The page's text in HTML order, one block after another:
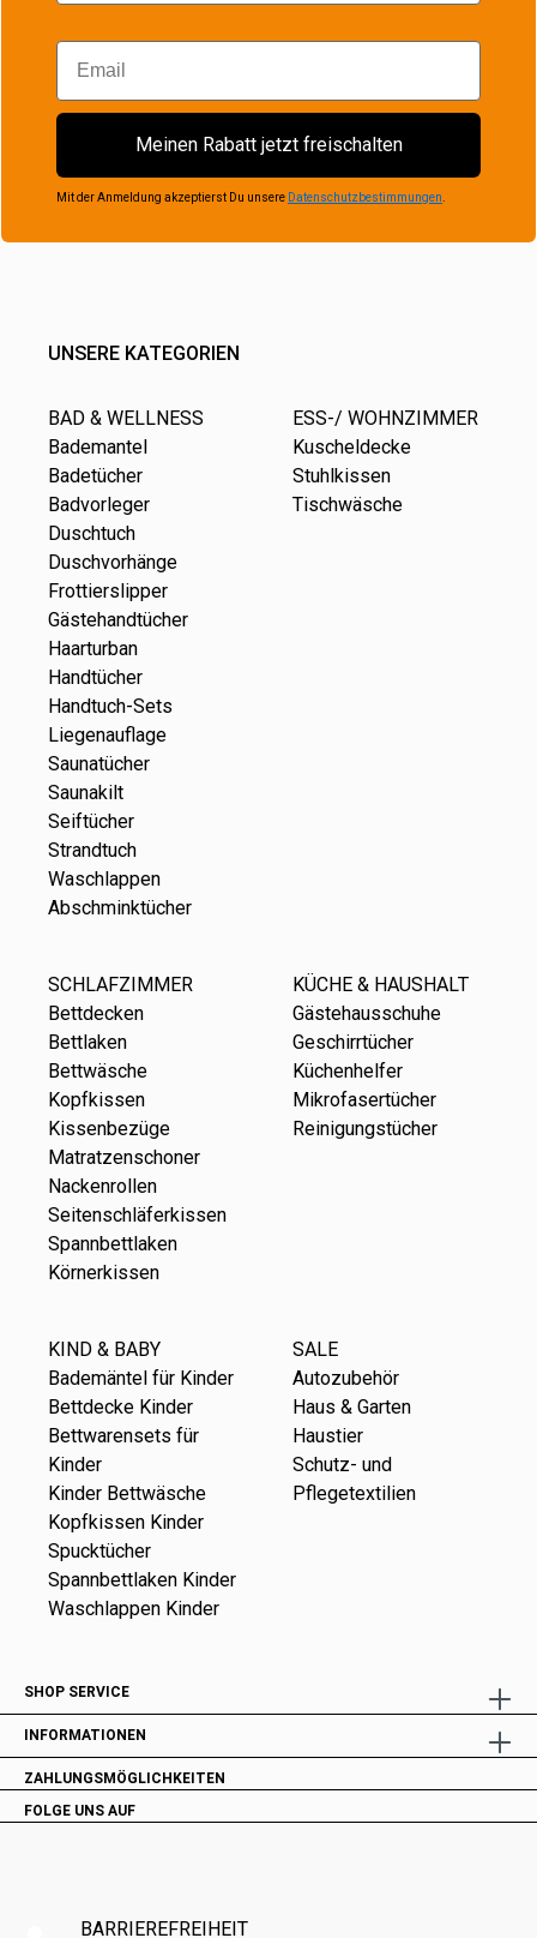
Email
Meinen Rabatt jetzt freischalten
Mit der Anmeldung akzeptierst Du unsere Datenschutzbestimmungen
UNSERE KATEGORIEN
BAD & WELLNESS
Bademantel
Badetücher
Badvorleger
Duschtuch
Duschvorhänge
Frottierslipper
Gästehandtücher
Haarturban
Handtücher
Handtuch-Sets
Liegenauflage
Saunatücher
Saunakilt
Seiftücher
Strandtuch
Waschlappen
Abschminktücher
ESS-/ WOHNZIMMER
Kuscheldecke
Stuhlkissen
Tischwäsche
SCHLAFZIMMER
Bettdecken
Bettlaken
Bettwäsche
Kopfkissen
Kissenbezüge
Matratzenschoner
Nackenrollen
Seitenschläferkissen
Spannbettlaken
Körnerkissen
KÜCHE & HAUSHALT
Gästehausschuhe
Geschirrtücher
Küchenhelfer
Mikrofasertücher
Reinigungstücher
KIND & BABY
Bademäntel für Kinder
Bettdecke Kinder
Bettwarensets für
Kinder
Kinder Bettwäsche
Kopfkissen Kinder
Spucktücher
Spannbettlaken Kinder
Waschlappen Kinder
SALE
Autozubehör
Haus & Garten
Haustier
Schutz- und
Pflegetextilien
SHOP SERVICE
INFORMATIONEN
ZAHLUNGSMÖGLICHKEITEN
FOLGE UNS AUF
BARRIEREFREIHEIT